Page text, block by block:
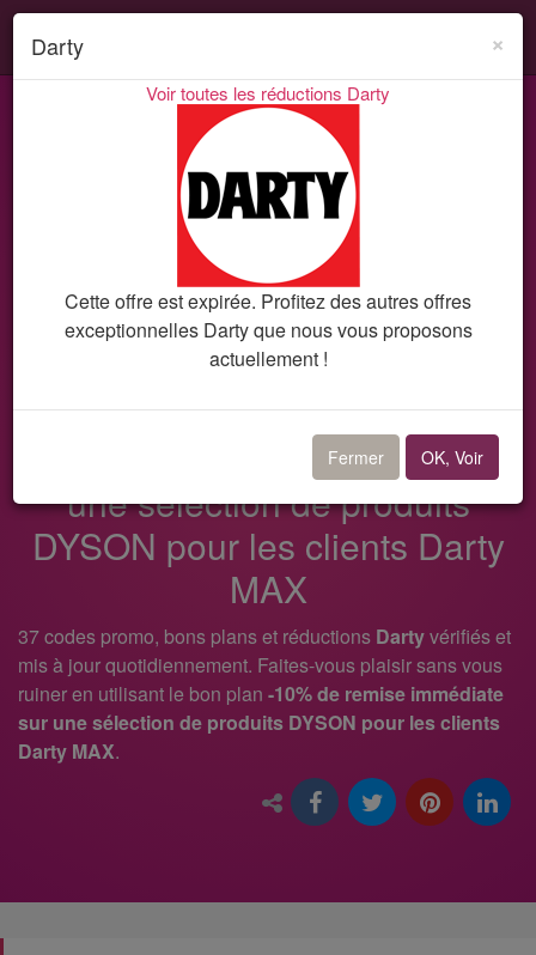
ou
Search
Codes promo et réductions Darty
-10% de remise immédiate sur
une sélection de produits
DYSON pour les clients Darty
MAX
37 codes promo, bons plans et réductions Dartyvérifiés et
mis à jour quotidiennement. Faites-vous plaisir sans vous
ruiner en utilisant le bon plan -10% de remise immédiate
sur une sélection de produits DYSON pour les clients
Darty MAX.
×
Darty
Voir toutes les réductions Darty
Cette offre est expirée. Profitez des autres offres
exceptionnelles Darty que nous vous proposons
actuellement !
Fermer OK, Voir